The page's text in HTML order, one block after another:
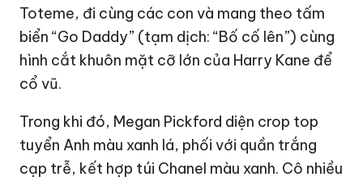
Toteme, đi cùng các con và mang theo tấm
biển “Go Daddy” (tạm dịch: “Bố cố lên”) cùng
hình cắt khuôn mặt cỡ lớn của Harry Kane để
cổ vũ.
Trong khi đó, Megan Pickford diện crop top
tuyển Anh màu xanh lá, phối với quần trắng
cạp trễ, kết hợp túi Chanel màu xanh. Cô nhiều